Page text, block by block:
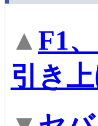
▲F1
引き